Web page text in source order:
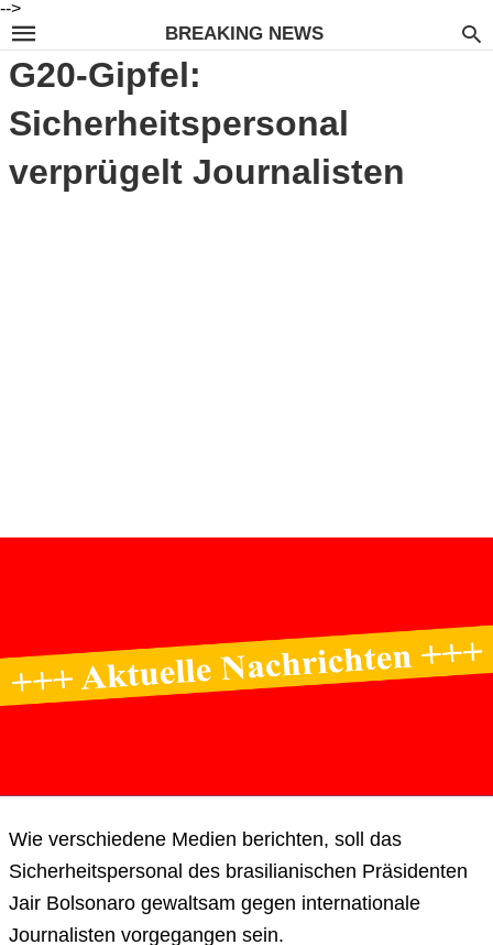
-->
BREAKING NEWS
G20-Gipfel:
Sicherheitspersonal
verprügelt Journalisten
Wie verschiedene Medien berichten, soll das
Sicherheitspersonal des brasilianischen Präsidenten
Jair Bolsonaro gewaltsam gegen internationale
Journalisten vorgegangen sein.